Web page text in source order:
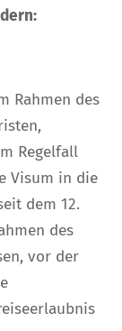
Rahmen des
Regelfall
Visum in die
dem 12.
des
vor der